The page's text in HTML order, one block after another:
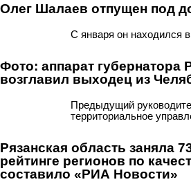
Олег Шалаев отпущен под
С января он находился
Фото: аппарат губернатора
возглавил выходец из
Предыдущий
территориальное
Рязанская область заняла
рейтинге регионов по
составило «РИА Новости»